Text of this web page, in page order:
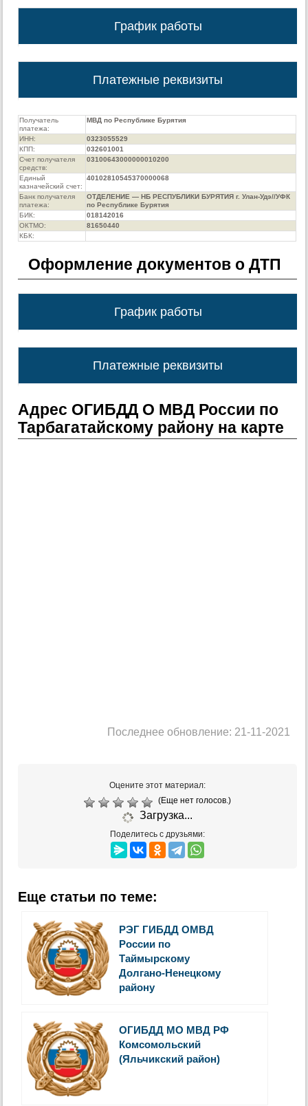
График работы
Платежные реквизиты
Получатель
платежа:
МВД по Республике Бурятия
ИНН:
0323055529
КПП:
032601001
Счет получателя
средств:
03100643000000010200
Единый
казначейский счет:
40102810545370000068
Банк получателя
платежа:
ОТДЕЛЕНИЕ — НБ РЕСПУБЛИКИ БУРЯТИЯ г. Улан-Удэ//УФК
по Республике Бурятия
БИК:
018142016
ОКТМО:
81650440
КБК:
Оформление документов о ДТП
График работы
Платежные реквизиты
Адрес ОГИБДД О МВД России по
Тарбагатайскому району на карте
Последнее обновление: 21-11-2021
Оцените этот материал:
(Еще нет голосов.)
Загрузка...
Поделитесь с друзьями:
Еще статьи по теме:
РЭГ ГИБДД ОМВД
России по
Таймырскому
Долгано-Ненецкому
району
ОГИБДД МО МВД РФ
Комсомольский
(Яльчикский район)